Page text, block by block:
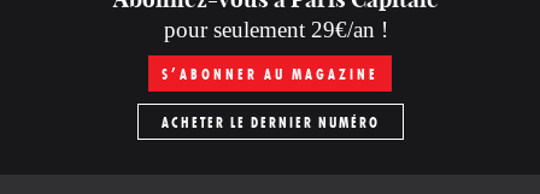
pour seulement 29€/an !
S’ABONNER AU MAGAZINE
ACHETER LE DERNIER NUMÉRO